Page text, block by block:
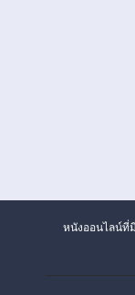
หนังออนไลน์ที่